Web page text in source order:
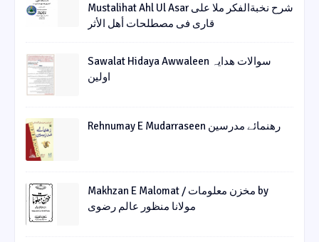
Mustalihat Ahl Ul Asar شرح نخبةالفکر ملا علی
قاری فی مصطلحات أھل الأثر
Sawalat Hidaya Awwaleen سوالات ھدایہ
اولین
Rehnumay E Mudarraseen رهنمائے مدرسین
Makhzan E Malomat / مخزن معلومات by
مولانا منظور عالم رضوی